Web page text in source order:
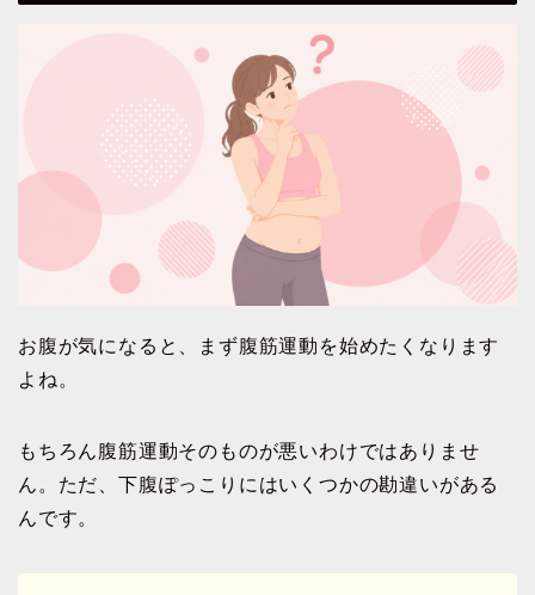
お腹が気になると、まず腹筋運動を始めたくなります
よね。
もちろん腹筋運動そのものが悪いわけではありませ
ん。ただ、下腹ぽっこりにはいくつかの勘違いがある
んです。